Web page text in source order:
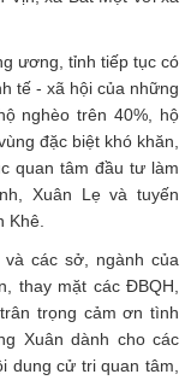
ương, tỉnh tiếp tục có
tế - xã hội của những
nghèo trên 40%, hộ
đặc biệt khó khăn,
quan tâm đầu tư làm
Xuân Lẹ và tuyến
Khê.
các sở, ngành của
thay mặt các ĐBQH,
trọng cảm ơn tình
Xuân dành cho các
dung cử tri quan tâm,